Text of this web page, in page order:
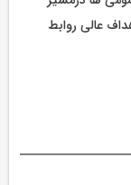
عالی روابط